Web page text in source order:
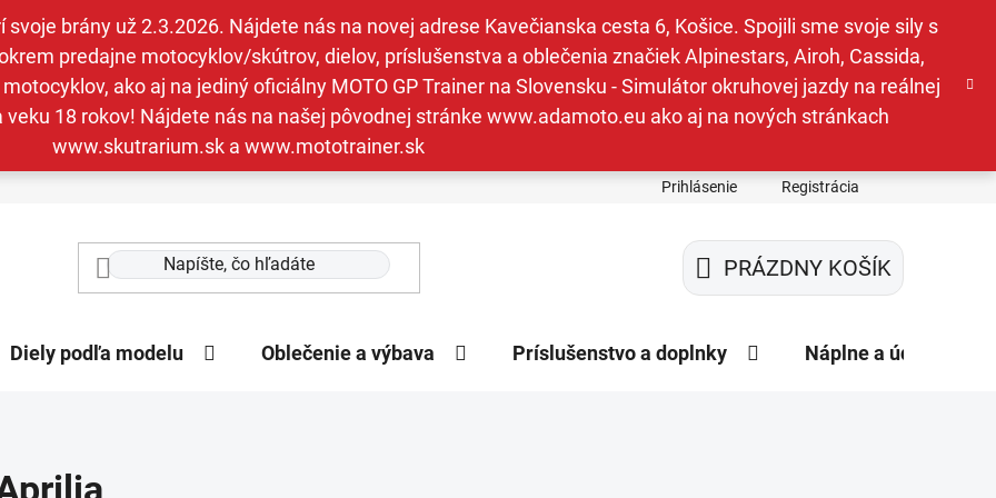
brány už 2.3.2026. Nájdete nás na novej adrese Kavečianska cesta 6, Košice. Spojili sme svoje sily s
predajne motocyklov/skútrov, dielov, príslušenstva a oblečenia značiek Alpinestars, Airoh, Cassida,
ako aj na jediný oficiálny MOTO GP Trainer na Slovensku - Simulátor okruhovej jazdy na reálnej
18 rokov! Nájdete nás na našej pôvodnej stránke www.adamoto.eu ako aj na nových stránkach
www.skutrarium.sk a www.mototrainer.sk
Prihlásenie Registrácia
NÁKUPNÝ
KOŠÍK
PRÁZDNY KOŠÍK
Diely podľa modelu Oblečenie a výbava Príslušenstvo a doplnky Náplne a údržba